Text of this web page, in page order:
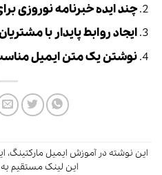
چند ایده خبرنامه نوروزی
ایجاد روابط پایدار با
نوشتن یک متن ایمیل
این نوشته درآموزش ایمیل مارکتینگ،
این لینکمستقیم